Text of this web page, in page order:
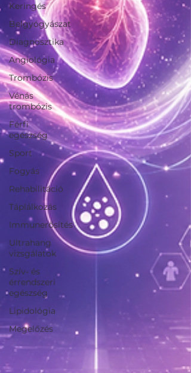
Keringés
Belgyógyászat
Diagnosztika
Angiológia
Trombózis
Vénás
trombózis
Férfi
egészség
Sport
Fogyás
Rehabilitáció
Táplálkozás
Immunerősítés
Ultrahang
vizsgálatok
Szív- és
érrendszeri
egészség
Lipidológia
Megelőzés